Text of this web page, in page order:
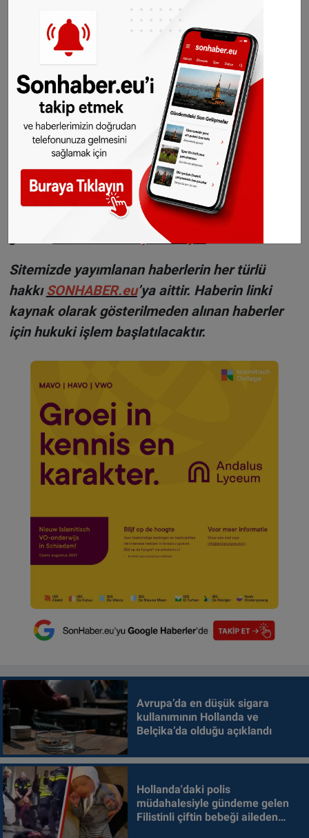
istasyonlarındaki ortalama benzin satış fiyatı
yaklaşık 1,94 euro civarında. Hollanda'da
ortalama fiyat 2,20 euro civarında.
©Sonhaber.eu
aberlerimiziİnstagram hesabımızdan
edebilirsiniz.
WhatsAppta ücretsiz bültenimize abone olun,
Hollanda ve diğer Avrupa ülkeleri gündeminden
seçtiğimiz haberler her gün telefonunuza
Abone olmak için tıklayın
Sitemizde yayımlanan haberlerin her türlü
hakkıSONHABER.eu’ya aittir. Haberin linki
kaynak olarak gösterilmeden alınan haberler
için hukuki işlem başlatılacaktır.
Avrupa’da en düşük sigara
kullanımının Hollanda ve
Belçika’da olduğu açıklandı
Hollanda'daki polis
müdahalesiyle gündeme gelen
Filistinli çiftin bebeği aileden